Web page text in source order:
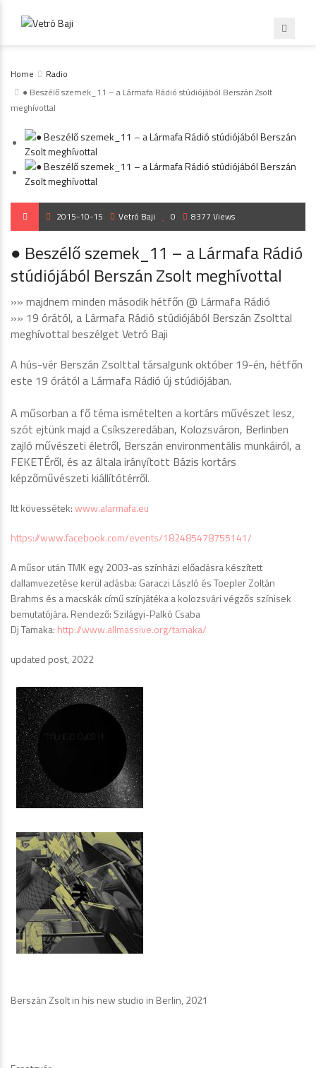
Home
Radio
● Beszélő szemek_11 – a Lármafa Rádió stúdiójából Berszán Zsolt
meghívottal
2015-10-15 Vetró Baji 0 8377 Views
● Beszélő szemek_11 – a Lármafa Rádió
stúdiójából Berszán Zsolt meghívottal
»» majdnem minden második hétfőn @ Lármafa Rádió
»» 19 órától, a Lármafa Rádió stúdiójából Berszán Zsolttal
meghívottal beszélget Vetró Baji
A hús-vér Berszán Zsolttal társalgunk október 19-én, hétfőn
este 19 órától a Lármafa Rádió új stúdiójában.
A műsorban a fő téma ismételten a kortárs művészet lesz,
szót ejtünk majd a Csíkszeredában, Kolozsváron, Berlinben
zajló művészeti életről, Berszán environmentális munkáiról, a
FEKETÉről, és az általa irányított Bázis kortárs
képzőművészeti kiállítótérről.
Itt kövessétek:www.alarmafa.eu
https://www.facebook.com/events/182485478755141/
A műsor után TMK egy 2003-as színházi előadásra készített
dallamvezetése kerül adásba: Garaczi László és Toepler Zoltán
Brahms és a macskák című színjátéka a kolozsvári végzős színisek
bemutatójára. Rendező: Szilágyi-Palkó Csaba
Dj Tamaka: http://www.allmassive.org/tamaka/
updated post, 2022
Berszán Zsolt in his new studio in Berlin, 2021